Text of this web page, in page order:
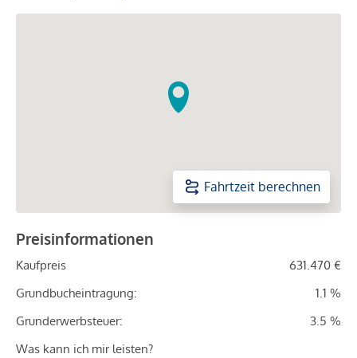
Fahrtzeit berechnen
Preisinformationen
Kaufpreis
631.470 €
Grundbucheintragung:
1.1 %
Grunderwerbsteuer:
3.5 %
Was kann ich mir leisten?